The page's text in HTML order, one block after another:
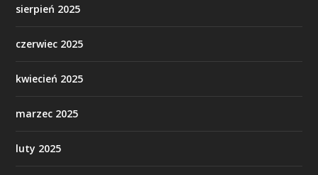
sierpień 2025
czerwiec 2025
kwiecień 2025
marzec 2025
luty 2025